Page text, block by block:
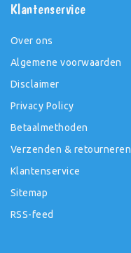
Klantenservice
Over ons
Algemene voorwaarden
Disclaimer
Privacy Policy
Betaalmethoden
Verzenden & retourneren
Klantenservice
Sitemap
RSS-feed